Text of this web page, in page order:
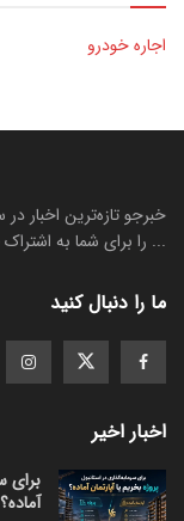
اجاره خودرو
خبرجو تازه‌ترین اخبار
... را برای شما به
ما را دنبال کنید
اخبار اخیر
برای
آماده؟